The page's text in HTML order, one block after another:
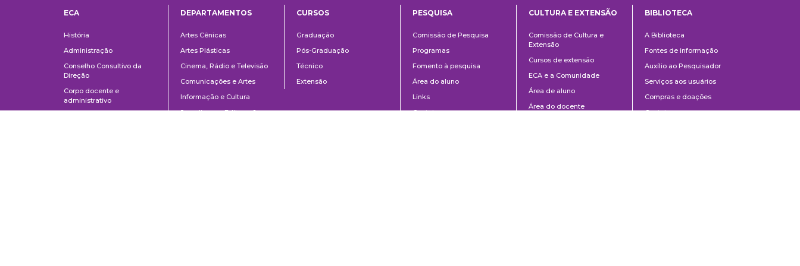
ECA
História
Administração
Conselho Consultivo da
Direção
Corpo docente e
administrativo
DEPARTAMENTOS
Artes Cênicas
Artes Plásticas
Cinema, Rádio e Televisão
Comunicações e Artes
Informação e Cultura
Jornalismo e Editoração
CURSOS
Graduação
Pós-Graduação
Técnico
Extensão
PESQUISA
Comissão de Pesquisa
Programas
Fomento à pesquisa
Área do aluno
Links
Contato
e
Extensão
CULTURA E EXTENSÃO
Comissão de Cultura e
Extensão
Cursos de extensão
ECA e a Comunidade
Área de aluno
Área do docente
BIBLIOTECA
A Biblioteca
Fontes de informação
Auxílio ao Pesquisador
Serviços aos usuários
Compras e doações
Contato